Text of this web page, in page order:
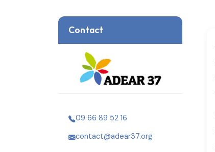
Contact
09 66 89 52 16
contact@adear37.org